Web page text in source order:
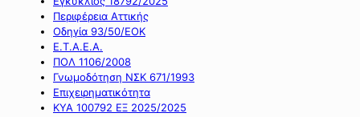
Περιφέρεια Αττικής
Οδηγία 93/50/ΕΟΚ
Ε.Τ.Α.Ε.Α.
ΠΟΛ 1106/2008
Γνωμοδότηση ΝΣΚ 671/1993
Επιχειρηματικότητα
ΚΥΑ 100792 ΕΞ 2025/2025